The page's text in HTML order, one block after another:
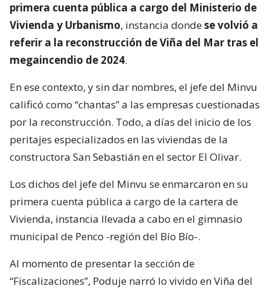
primera cuenta pública a cargo del Ministerio de
Vivienda y Urbanismo, instancia dondese volvió a
referir a la reconstrucción de Viña del Mar tras el
megaincendio de 2024.
En ese contexto, y sin dar nombres, el jefe del Minvu
calificó como “chantas” a las empresas cuestionadas
por la reconstrucción. Todo, a días del inicio de los
peritajes especializados en las viviendas de la
constructora San Sebastián en el sector El Olivar.
Los dichos del jefe del Minvu se enmarcaron en su
primera cuenta pública a cargo de la cartera de
Vivienda, instancia llevada a cabo en el gimnasio
municipal de Penco -región del Bío Bío-.
Al momento de presentar la sección de
“Fiscalizaciones”, Poduje narró lo vivido en Viña del